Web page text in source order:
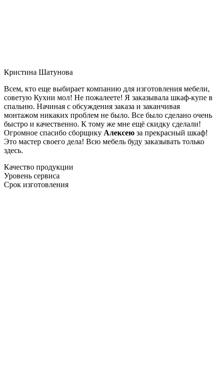
Кристина Шатунова
Всем, кто еще выбирает компанию для изготовления мебели,
советую Кухни мол! Не пожалеете! Я заказывала шкаф-купе в
спальню. Начиная с обсуждения заказа и заканчивая
монтажом никаких проблем не было. Все было сделано очень
быстро и качественно. К тому же мне ещё скидку сделали!
Огромное спасибо сборщику Алексею за прекрасный шкаф!
Это мастер своего дела! Всю мебель буду заказывать только
здесь.
Качество продукции
Уровень сервиса
Срок изготовления